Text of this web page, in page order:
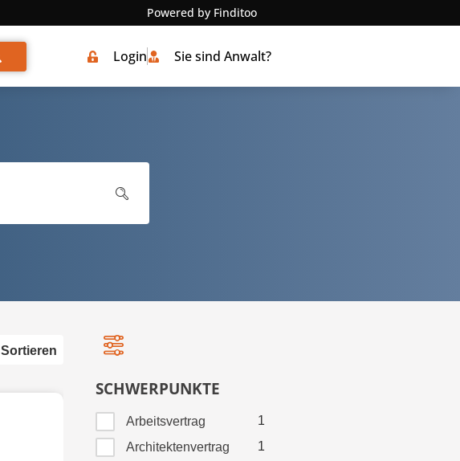
Powered by Finditoo
Login Sie sind Anwalt?
Sortieren
SCHWERPUNKTE
Arbeitsvertrag
1
Architektenvertrag
1